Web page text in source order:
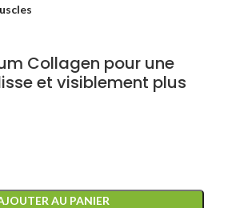
Collagen pour une
et visiblement plus
AU PANIER